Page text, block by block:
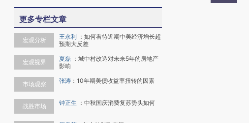
更多专栏文章
宏观分析 王永利 ： 如何看待近期中美经济增长超
预期大反差
宏观视界 夏磊 ： 城中村改造对未来5年的房地产
影响
市场观察 张涛 ： 10年期美债收益率扭转的因素
战胜市场 钟正生 ： 中秋国庆消费复苏势头如何